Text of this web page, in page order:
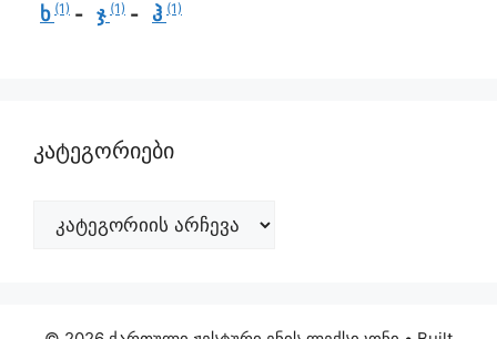
ხ (1) ჯ (1) ჰ (1)
კატეგორიები